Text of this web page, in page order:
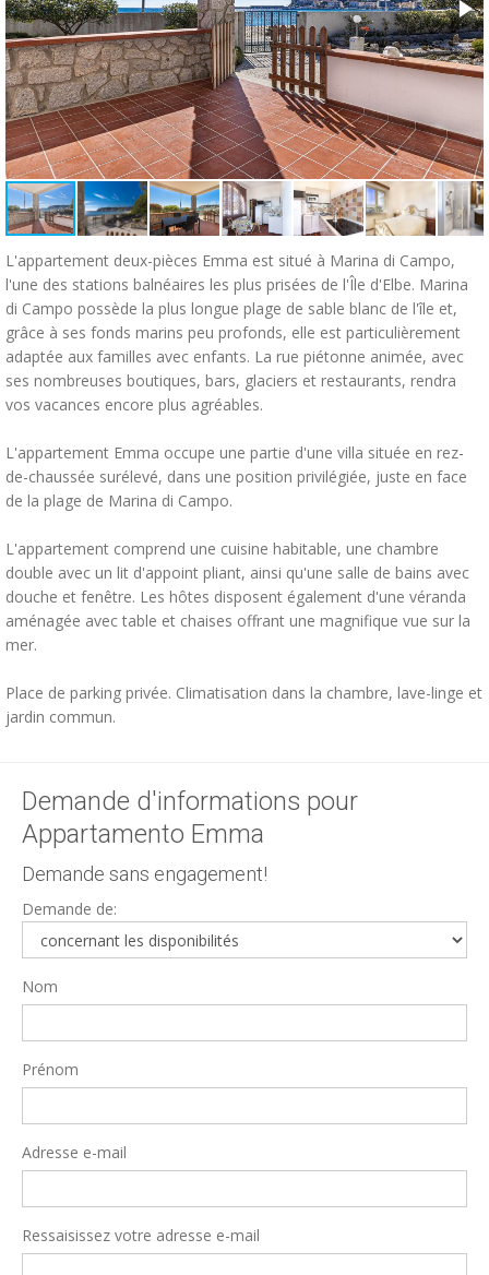
L'appartement deux-pièces Emma est situé à Marina di Campo,
l'une des stations balnéaires les plus prisées de l'Île d'Elbe. Marina
di Campo possède la plus longue plage de sable blanc de l'île et,
grâce à ses fonds marins peu profonds, elle est particulièrement
adaptée aux familles avec enfants. La rue piétonne animée, avec
ses nombreuses boutiques, bars, glaciers et restaurants, rendra
vos vacances encore plus agréables.
L'appartement Emma occupe une partie d'une villa située en rez-
de-chaussée surélevé, dans une position privilégiée, juste en face
de la plage de Marina di Campo.
L'appartement comprend une cuisine habitable, une chambre
double avec un lit d'appoint pliant, ainsi qu'une salle de bains avec
douche et fenêtre. Les hôtes disposent également d'une véranda
aménagée avec table et chaises offrant une magnifique vue sur la
mer.
Place de parking privée. Climatisation dans la chambre, lave-linge et
jardin commun.
Demande d'informations pour
Appartamento Emma
Demande sans engagement!
Demande de:
Nom
Prénom
Adresse e-mail
Ressaisissez votre adresse e-mail